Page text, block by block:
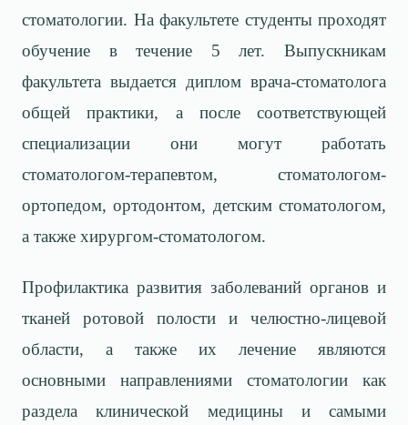
стоматологии. На факультете студенты проходят
обучение в течение 5 лет. Выпускникам
факультета выдается диплом врача-стоматолога
общей практики, а после соответствующей
специализации они могут работать
стоматологом-терапевтом, стоматологом-
ортопедом, ортодонтом, детским стоматологом,
а также хирургом-стоматологом.
Профилактика развития заболеваний органов и
тканей ротовой полости и челюстно-лицевой
области, а также их лечение являются
основными направлениями стоматологии как
раздела клинической медицины и самыми